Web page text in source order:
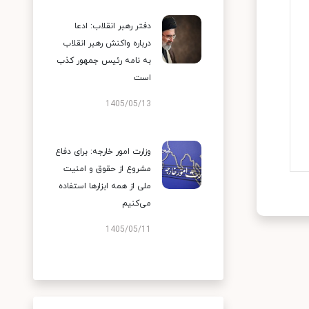
دفتر رهبر انقلاب: ادعا
درباره واکنش رهبر انقلاب
به نامه رئیس جمهور کذب
است
1405/05/13
وزارت امور خارجه: برای دفاع
مشروع از حقوق و امنیت
ملی از همه ابزارها استفاده
می‌کنیم
1405/05/11